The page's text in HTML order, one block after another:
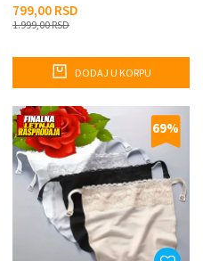
799,00 RSD
1.999,00RSD
DODAJ U KORPU
69%